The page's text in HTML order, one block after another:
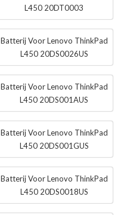
L450 20DT0003
Batterij Voor Lenovo ThinkPad
L450 20DS0026US
Batterij Voor Lenovo ThinkPad
L450 20DS001AUS
Batterij Voor Lenovo ThinkPad
L450 20DS001GUS
Batterij Voor Lenovo ThinkPad
L450 20DS0018US